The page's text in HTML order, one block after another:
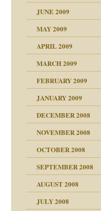
JUNE 2009
MAY 2009
APRIL 2009
MARCH 2009
FEBRUARY 2009
JANUARY 2009
DECEMBER 2008
NOVEMBER 2008
OCTOBER 2008
SEPTEMBER 2008
AUGUST 2008
JULY 2008